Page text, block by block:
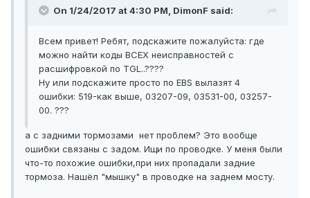
On 1/24/2017 at 4:30 PM, DimonF said:
Всем привет! Ребят, подскажите пожалуйста: где
можно найти коды ВСЕХ неисправностей с
расшифровкой по TGL..????
Ну или подскажите просто по EBS вылазят 4
ошибки: 519-как выше, 03207-09, 03531-00, 03257-
00. ???
а с задними тормозами нет проблем? Это вообще
ошибки связаны с задом. Ищи по проводке. У меня были
что-то похожие ошибки,при них пропадали задние
тормоза. Нашёл "мышку" в проводке на заднем мосту.